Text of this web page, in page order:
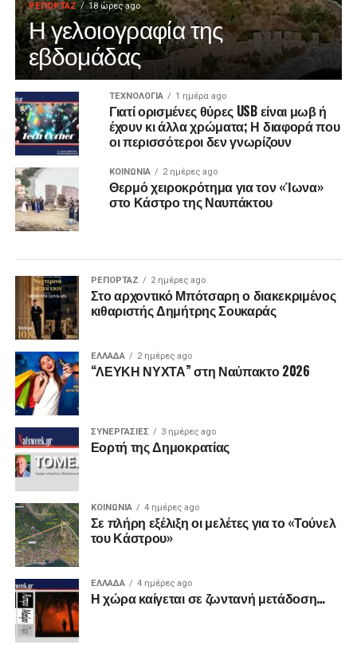
ΡΕΠΟΡΤΑΖ 18 ώρες ago
Η γελοιογραφία της
εβδομάδας
ΤΕΧΝΟΛΟΓΙΑ 1 ημέρα ago
Γιατί ορισμένες θύρες USB είναι μωβ ή
έχουν κι άλλα χρώματα; Η διαφορά που
οι περισσότεροι δεν γνωρίζουν
ΚΟΙΝΩΝΙΑ 2 ημέρες ago
Θερμό χειροκρότημα για τον «Ίωνα»
στο Κάστρο της Ναυπάκτου
ΡΕΠΟΡΤΑΖ 2 ημέρες ago
Στο αρχοντικό Μπότσαρη ο διακεκριμένος
κιθαριστής Δημήτρης Σουκαράς
ΕΛΛΑΔΑ 2 ημέρες ago
“ΛΕΥΚΗ ΝΥΧΤΑ” στη Ναύπακτο 2026
ΣΥΝΕΡΓΑΣΙΕΣ 3 ημέρες ago
Εορτή της Δημοκρατίας
ΚΟΙΝΩΝΙΑ 4 ημέρες ago
Σε πλήρη εξέλιξη οι μελέτες για το «Τούνελ
του Κάστρου»
ΕΛΛΑΔΑ 4 ημέρες ago
Η χώρα καίγεται σε ζωντανή μετάδοση…